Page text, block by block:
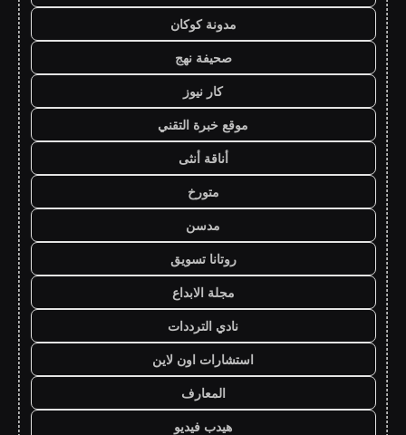
مدونة كوكان
صحيفة نهج
كار نيوز
موقع خبرة التقني
أناقة أنثى
متورخ
مدسن
روتانا تسويق
مجلة الابداع
نادي الترددات
استشارات اون لاين
المعارف
هيدب فيديو